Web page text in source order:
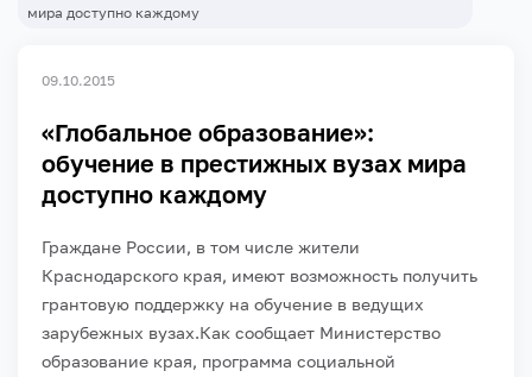
мира доступно каждому
09.10.2015
«Глобальное образование»:
обучение в престижных вузах мира
доступно каждому
Граждане России, в том числе жители
Краснодарского края, имеют возможность получить
грантовую поддержку на обучение в ведущих
зарубежных вузах.Как сообщает Министерство
образование края, программа социальной